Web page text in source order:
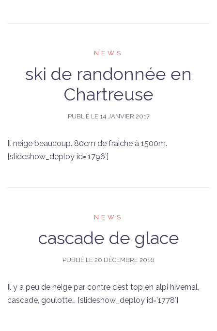
NEWS
ski de randonnée en
Chartreuse
PUBLIÉ LE 14 JANVIER 2017
Il neige beaucoup. 80cm de fraiche à 1500m.
[slideshow_deploy id=’1796′]
NEWS
cascade de glace
PUBLIÉ LE 20 DÉCEMBRE 2016
Il y a peu de neige par contre c’est top en alpi hivernal,
cascade, goulotte… [slideshow_deploy id=’1778′]